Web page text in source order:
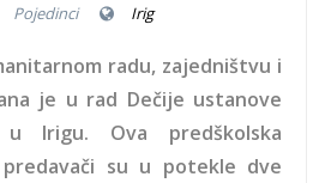
Pojedinci Irig
radu, zajedništvu i
je u rad Dečije ustanove
Irigu. Ova predškolska
su u potekle dve